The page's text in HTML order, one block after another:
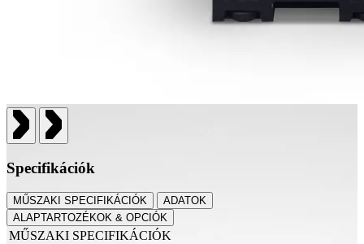
Specifikációk
MŰSZAKI SPECIFIKÁCIÓK
ADATOK
ALAPTARTOZÉKOK & OPCIÓK
MŰSZAKI SPECIFIKÁCIÓK